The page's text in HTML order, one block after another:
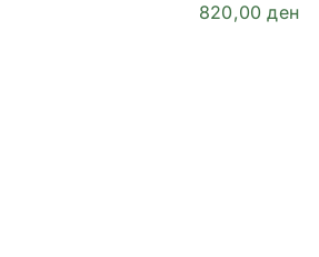
820,00ден